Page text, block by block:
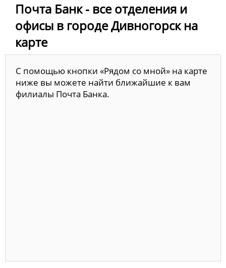
Почта Банк - все отделения и
офисы в городе Дивногорск на
карте
С помощью кнопки «Рядом со мной» на карте
ниже вы можете найти ближайшие к вам
филиалы Почта Банка.